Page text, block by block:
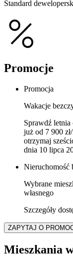
Standard
Promocje
Promocja
Wakacje
Sprawdź
już od 7 900
otrzymaj
dnia 10 lipca
Nieruchomość
Wybrane
własnego
Szczegóły
ZAPYTAJ O
Mieszkania